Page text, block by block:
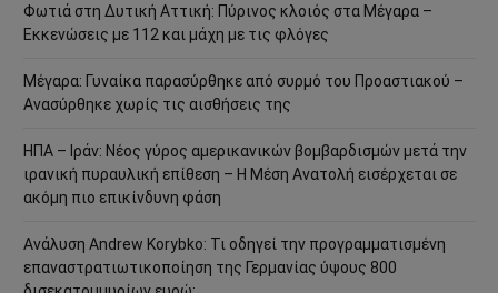
Φωτιά στη Δυτική Αττική: Πύρινος κλοιός στα Μέγαρα –
Εκκενώσεις με 112 και μάχη με τις φλόγες
Μέγαρα: Γυναίκα παρασύρθηκε από συρμό του Προαστιακού –
Ανασύρθηκε χωρίς τις αισθήσεις της
ΗΠΑ – Ιράν: Νέος γύρος αμερικανικών βομβαρδισμών μετά την
ιρανική πυραυλική επίθεση – Η Μέση Ανατολή εισέρχεται σε
ακόμη πιο επικίνδυνη φάση
Ανάλυση Andrew Korybko: Τι οδηγεί την προγραμματισμένη
επαναστρατιωτικοποίηση της Γερμανίας ύψους 800